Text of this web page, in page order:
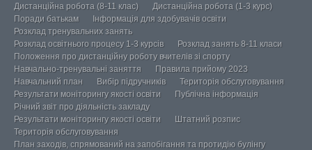
Дистанційна робота (8-11 клас)
Дистанційна робота (1-3 курс)
Поради батькам
Інформація для здобувачів освіти
Розклад тренувальних занять
Розклад освітнього процесу 1-3 курсів
Розклад занять 8-11 класи
Положення про дистанційну роботу вчителів зі спорту
Навчально-тренувальні заняття
Правила прийому 2023
Навчальний план
Вибір підручників
Територія обслуговування
Результати моніторингу якості освіти
Публічна інформація
Річний звіт про діяльність закладу
Результати моніторингу якості освіти
Штатний розпис
Територія обслуговування
План заходів, спрямований на запобігання та протидію булінгу